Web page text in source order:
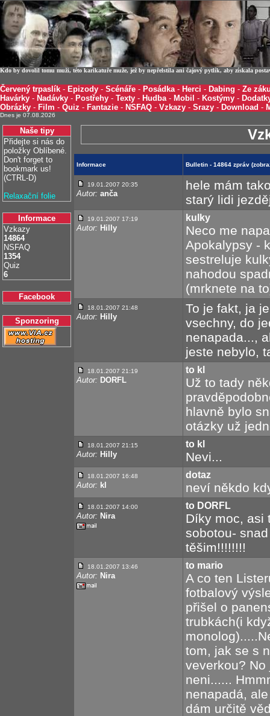
Kdo by dovolil tomu muži, této karikatuře muže, jež by nepřelstila ani čajový pytlík, aby získala
Červený trpaslík - Epizody - Scénáře - Posádka- Herci - Dabing - Ze
Havárky - Nadávky - Postřehy - Texty - Hudba- Mobil - Kostýmy -
Obrázky - Film - Quiz - Fantazie - NSFAQ - Vzkazy - Srazy - Download -
Dnes je 07.08.2026
Naše tipy
Přidejte si nás do
položky Oblíbené.
Don't forget to
bookmark us!
(CTRL-D)
Relaxační folie
Informace
Vzkazy
14864
NSFAQ
1354
Quiz
6
Facebook
Sponzoring
Informace Bulletin - 14864 zpráv
19.01.2007 20:35
Autor: anča
hele mám
starý lidi
19.01.2007 17:19
Autor: Hilly
kulky
Neco me
Apokalypsy -
sestreluje
nahodou
(mrknete na
18.01.2007 21:48
Autor: Hilly
To je fakt, ja
vsechny, do
nenapada...,
jeste nebylo,
18.01.2007 21:19
Autor: DORFL
to kl
Už to tady
hlavně bylo
otázky už
18.01.2007 21:15
Autor: Hilly
to kl
Nevi...
18.01.2007 16:48
Autor: kl
dotaz
neví někdo
18.01.2007 14:00
Autor: Nira
to DORFL
Díky moc, asi
sobotou-
těšim!!!!!!!!
18.01.2007 13:46
Autor: Nira
to mario
A co ten
fotbalový
přišel o
trubkách(i
tom, jak se s
veverkou?
neni......
nenapadá,
dám určitě